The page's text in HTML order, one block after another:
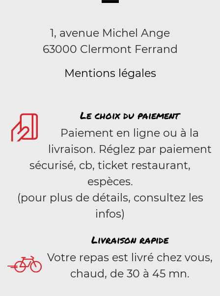
1, avenue Michel Ange
63000 Clermont Ferrand
Mentions légales
Le choix du paiement
Paiement en ligne ou à la
livraison. Réglez par paiement
sécurisé, cb, ticket restaurant,
espèces.
(pour plus de détails, consultez les
infos)
Livraison rapide
Votre repas est livré chez vous,
chaud, de 30 à 45 mn.